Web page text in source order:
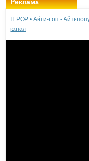
Реклама
IT POP • Айти-поп -
канал